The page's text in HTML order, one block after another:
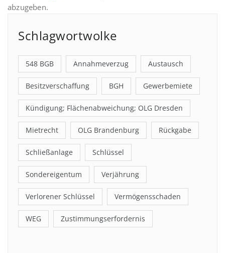
abzugeben.
Schlagwortwolke
548 BGB Annahmeverzug Austausch
Besitzverschaffung BGH Gewerbemiete
Kündigung; Flächenabweichung; OLG Dresden
Mietrecht OLG Brandenburg Rückgabe
Schließanlage Schlüssel
Sondereigentum Verjährung
Verlorener Schlüssel Vermögensschaden
WEG Zustimmungserfordernis